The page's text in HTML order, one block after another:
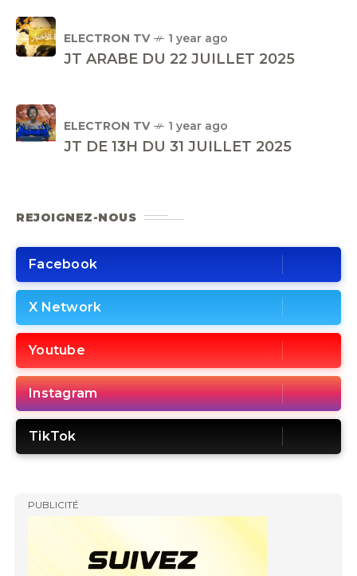
ELECTRON TV 1 year ago
JT ARABE DU 22 JUILLET 2025
ELECTRON TV 1 year ago
JT DE 13H DU 31 JUILLET 2025
REJOIGNEZ-NOUS
Facebook
X Network
Youtube
Instagram
TikTok
PUBLICITÉ